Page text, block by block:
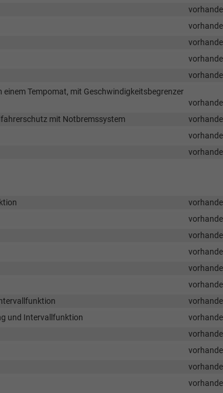
Tempomat, mit Geschwindigkeitsbegrenzer
mit Notbremssystem
und Intervallfunktion